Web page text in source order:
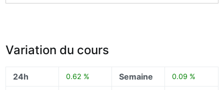
Variation du cours
24h 0.62 % Semaine 0.09 %